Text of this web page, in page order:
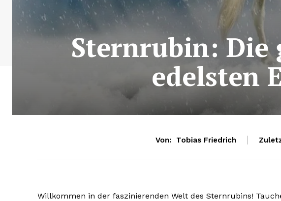
Sternrubin: Die
edelsten
Von: Tobias Friedrich
Willkommen in der faszinierenden Welt des Sternrubins!